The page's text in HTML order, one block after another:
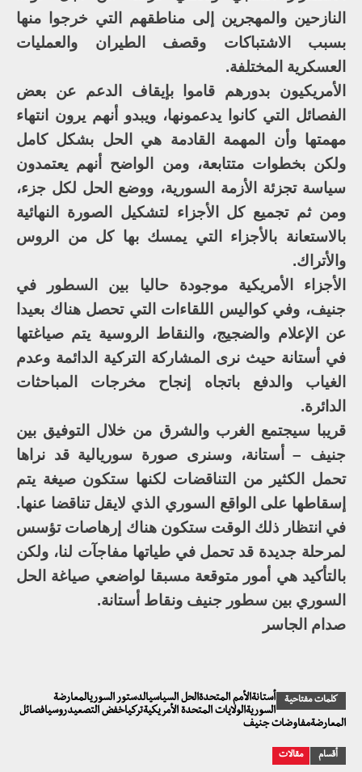
النازحين والمهجرين إلى مناطقهم التي خرجوا منها
بسبب الاشتباكات وقصف الطيران والعمليات
العسكرية المختلفة.
الأمريكيون بدورهم قاموا بإيقاف الدعم عن بعض
الفصائل التي كانوا يدعمونها، ويبدو أنهم يرون انتهاء
مهمتها وأن المهمة القادمة هي الحل بشكل كامل
ولكن بخطوات متتابعة، ومن الواضح أنهم يعتمدون
سياسة تجزئة الأزمة السورية، ووضع الحل لكل جزء،
ومن ثم تجميع كل الأجزاء لتشكيل الصورة النهائية
بالاستعانة بالأجزاء التي يمسك بها كل من الروس
والأتراك.
الأجزاء الأمريكية موجودة حاليا بين السطور في
جنيف، وفي كواليس اللقاءات التي تحصل هناك بعيدا
عن الإعلام والضجيج، والنقاط الروسية يتم صياغتها
في أستانة حيث نرى المشاركة التركية الدائمة وعدم
الغياب والدفع باتجاه إنجاح مخرجات المباحثات
الدائرة.
قريبا سيجتمع الغرب والشرق من خلال التوفيق بين
جنيف – أستانة، وسنرى صورة سوريالية قد نراها
تحمل الكثير من التناقضات لكنها ستكون صيغة يتم
إسقاطها على الواقع السوري الذي لايقل تناقضا عنها.
في انتظار ذلك الوقت ستكون هناك إرهاصات تؤسس
لمرحلة جديدة قد تحمل في طياتها مفاجآت لنا، ولكن
بالتأكيد هي أمور متوقعة مسبقا لواضعي صياغة الحل
السوري بين سطور جنيف ونقاط أستانة.
صدام الجاسر
كلمات مفتاحية
أستانةالأمم المتحدةالحل السياسيالدستور السوريالمعارضة
السوريةالولايات المتحدة الأمريكيةتركياخفض التصعيدروسيافصائل
المعارضةمفاوضات جنيف
أقسام مقالات